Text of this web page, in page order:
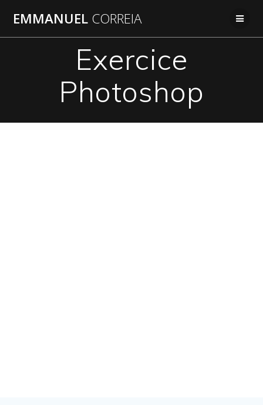
au
EMMANUEL CORREIA
Exercice
Photoshop